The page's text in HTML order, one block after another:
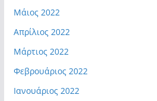
Μάιος 2022
Απρίλιος 2022
Μάρτιος 2022
Φεβρουάριος 2022
Ιανουάριος 2022